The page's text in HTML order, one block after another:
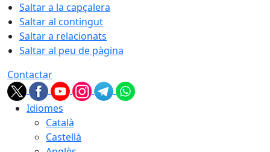
Saltar a la capçalera
Saltar al contingut
Saltar a relacionats
Saltar al peu de pàgina
Contactar
Idiomes
Català
Castellà